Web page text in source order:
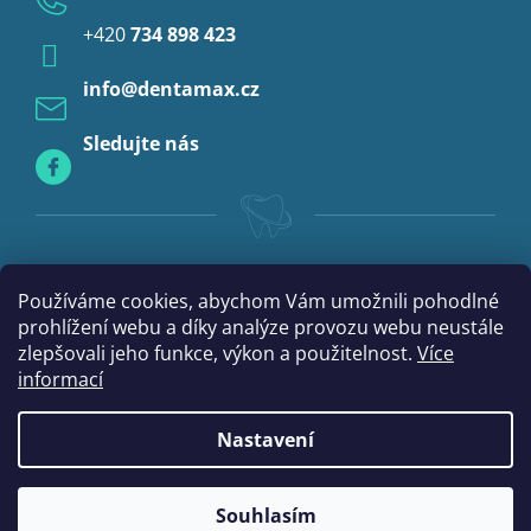
Používáme cookies, abychom Vám umožnili pohodlné
prohlížení webu a díky analýze provozu webu neustále
zlepšovali jeho funkce, výkon a použitelnost. Více
informací
Nastavení
Souhlasím
Profylaxe
info@dentamax.cz
+420734 898 423
Sledujte nás
Vytvořil Shoptet |mime digital
DentaMax.cz. Všechna práva vyhrazena.